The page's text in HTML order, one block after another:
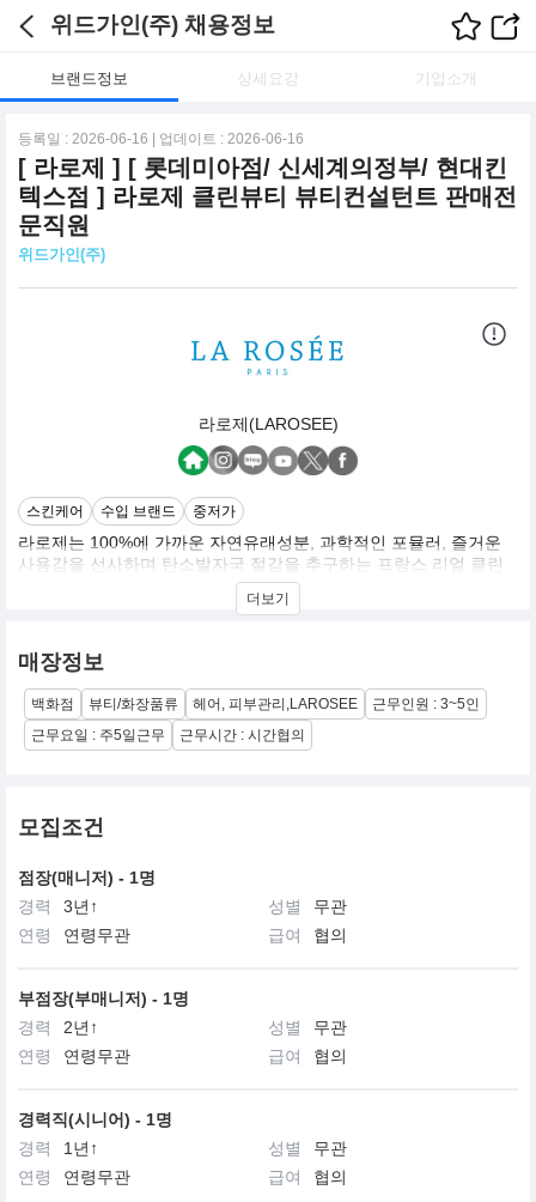
위드가인(주) 채용정보
브랜드정보 상세요강 기업소개
등록일 : 2026-06-16 | 업데이트 : 2026-06-16
[ 라로제 ] [ 롯데미아점/ 신세계의정부/ 현대킨
텍스점 ] 라로제 클린뷰티 뷰티컨설턴트 판매전
문직원
위드가인(주)
라로제(LAROSEE)
스킨케어 수입 브랜드 중저가
라로제는 100%에 가까운 자연유래성분, 과학적인 포뮬러, 즐거운
사용감을 선사하며 탄소발자국 절감을 추구하는 프랑스 리얼 클린
더보기
매장정보
백화점 뷰티/화장품류 헤어, 피부관리,LAROSEE
근무인원 : 3~5인
근무요일 : 주5일근무
근무시간 : 시간협의
모집조건
점장(매니저) - 1명
경력
3년↑ 성별
무관
연령
연령무관 급여 협의
부점장(부매니저) - 1명
경력
2년↑ 성별
무관
연령
연령무관 급여 협의
경력직(시니어) - 1명
경력
1년↑ 성별
무관
연령
연령무관 급여 협의